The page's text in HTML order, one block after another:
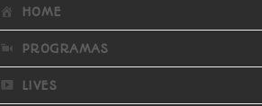
HOME
PROGRAMAS
LIVES